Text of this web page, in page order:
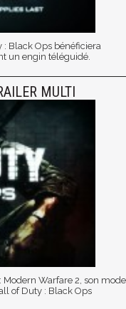
: Black Ops bénéficiera
un engin téléguidé.
MULTI
Warfare 2, son mode
of Duty : Black Ops